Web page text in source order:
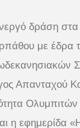
δράση
με έδρα
Απανταχού
η εφημερίδα